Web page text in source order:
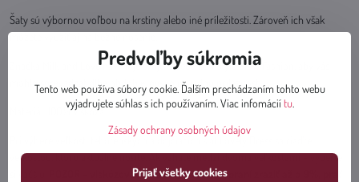
Šaty sú výbornou voľbou na krstiny alebo iné príležitosti. Zároveň ich však
môžete využiť aj na bežné nosenie.
Značka Milk and Love navrhuje svoje oblečenie v štýle Slow Fashion, aby vás
mohlo sprevádzať dlhé obdobie, nielen na jednu príležitosť.
Materiál: 100% viskóza
Pri výbere veľkosti tehotenských a dojčiacich šiat Lovely Dress sa riaďte
veľkosťou, ktorú aktuálne nosíte. Ak váhate medzi dvoma veľkosťami - vyberte
POZOR - viskózová látka sa môže po vypraní zraziť až o 9%, prať
Predvoľby súkromia
Tento web používa súbory cookie. Ďalším prechádzaním tohto webu
vyjadrujete súhlas s ich používaním. Viac infomáciítu.
Zásady ochrany osobných údajov
Prijať všetky cookies